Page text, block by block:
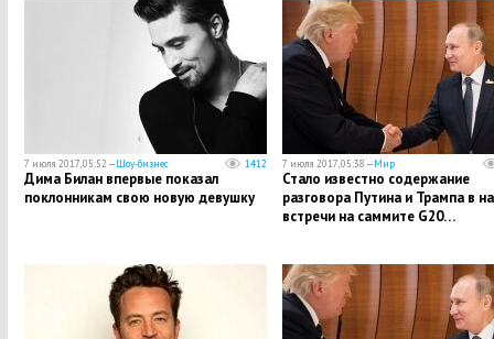
7 июля 2017, 05:52 —Шоу-бизнес 1412
Дима Билан впервые показал
поклонникам свою новую девушку
7 июля 2017, 05:38 —Мир
Стало известно содержание
разговора Путина и Трампа в
встречи на саммите G20…